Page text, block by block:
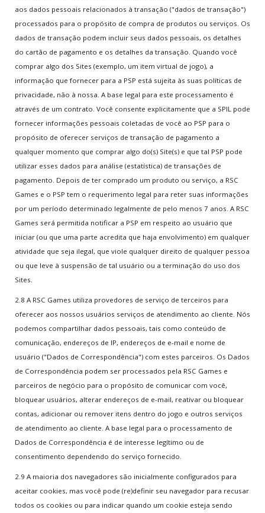
aos dados pessoais relacionados à transação ("dados de transação")
processados para o propósito de compra de produtos ou serviços. Os
dados de transação podem incluir seus dados pessoais, os detalhes
do cartão de pagamento e os detalhes da transação. Quando você
comprar algo dos Sites (exemplo, um item virtual de jogo), a
informação que fornecer para a PSP está sujeita às suas políticas de
privacidade, não à nossa. A base legal para este processamento é
através de um contrato. Você consente explicitamente que a SPIL pode
fornecer informações pessoais coletadas de você ao PSP para o
propósito de oferecer serviços de transação de pagamento a
qualquer momento que comprar algo do(s) Site(s) e que tal PSP pode
utilizar esses dados para análise (estatística) de transações de
pagamento. Depois de ter comprado um produto ou serviço, a RSC
Games e o PSP tem o requerimento legal para reter suas informações
por um período determinado legalmente de pelo menos 7 anos. A RSC
Games será permitida notificar a PSP em respeito ao usuário que
iniciar (ou que uma parte acredita que haja envolvimento) em qualquer
atividade que seja ilegal, que viole qualquer direito de qualquer pessoa
ou que leve à suspensão de tal usuário ou a terminação do uso dos
Sites.
2.8 A RSC Games utiliza provedores de serviço de terceiros para
oferecer aos nossos usuários serviços de atendimento ao cliente. Nós
podemos compartilhar dados pessoais, tais como conteúdo de
comunicação, endereços de IP, endereços de e-mail e nome de
usuário ("Dados de Correspondência") com estes parceiros. Os Dados
de Correspondência podem ser processados pela RSC Games e
parceiros de negócio para o propósito de comunicar com você,
bloquear usuários, alterar endereços de e-mail, reativar ou bloquear
contas, adicionar ou remover itens dentro do jogo e outros serviços
de atendimento ao cliente. A base legal para o processamento de
Dados de Correspondência é de interesse legítimo ou de
consentimento dependendo do serviço fornecido.
2.9 A maioria dos navegadores são inicialmente configurados para
aceitar cookies, mas você pode (re)definir seu navegador para recusar
todos os cookies ou para indicar quando um cookie esteja sendo